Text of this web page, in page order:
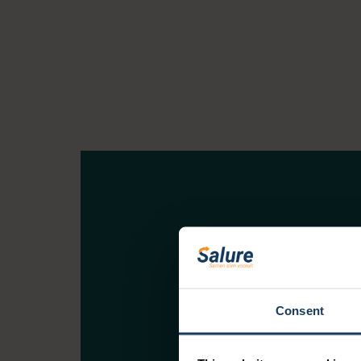
Consent
Word gratis
Blijf op de hoogte van